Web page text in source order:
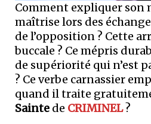
Comment expliquer son
maîtrise lors des
de l’opposition ? Cette
buccale ? Ce mépris
de supériorité qui n’est
? Ce verbe carnassier
quand il traite
Sainte de CRIMINEL?